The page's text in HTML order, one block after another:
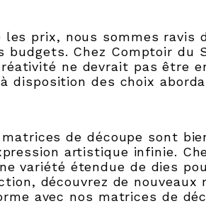
les prix, nous sommes ravis
budgets. Chez Comptoir du
ne devrait pas être
disposition des choix
de découpe sont
artistique infinie.
variété étendue de dies
découvrez de
avec nos matrices de